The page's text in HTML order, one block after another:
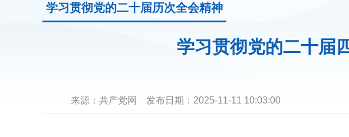
学习贯彻党的二十届历次全会精神
学习贯彻党的二十届
来源： 共产党网 发布日期： 2025-11-11 10:03:00